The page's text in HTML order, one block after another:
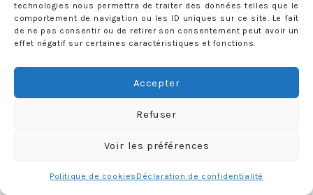
technologies nous permettra de traiter des données telles que le
comportement de navigation ou les ID uniques sur ce site. Le fait
de ne pas consentir ou de retirer son consentement peut avoir un
effet négatif sur certaines caractéristiques et fonctions.
Accepter
Refuser
Voir les préférences
Politique de cookies Déclaration de confidentialité